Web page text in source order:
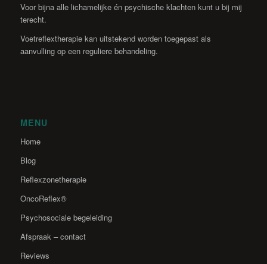
Voor bijna alle lichamelijke én psychische klachten kunt u bij mij
terecht.
Voetreflextherapie kan uitstekend worden toegepast als
aanvulling op een reguliere behandeling.
MENU
Home
Blog
Reflexzonetherapie
OncoReflex®
Psychosociale begeleiding
Afspraak – contact
Reviews